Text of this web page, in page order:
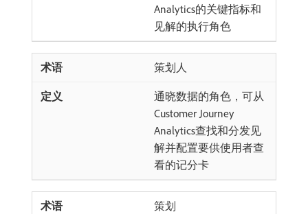
Analytics的关键指标和
见解的执行角色
策划人
通晓数据的角色，可从
Customer Journey
Analytics查找和分发见
解并配置要供使用者查
看的记分卡
策划